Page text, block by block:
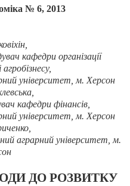
№ 6, 2013
кафедри організації
університет, м. Херсон
кафедри фінансів,
університет, м. Херсон
аграрний університет, м.
ДО РОЗВИТКУ